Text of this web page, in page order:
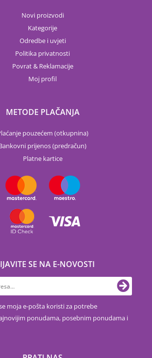
Novi proizvodi
Kategorije
Odredbe i uvjeti
Politika privatnosti
Povrat & Reklamacije
Moj profil
METODE PLAČANJA
pouzećem (otkupnina)
prijenos (predračun)
Platne kartice
SE NA E-NOVOSTI
moja e-pošta koristi za potrebe
ponudama, posebnim ponudama i